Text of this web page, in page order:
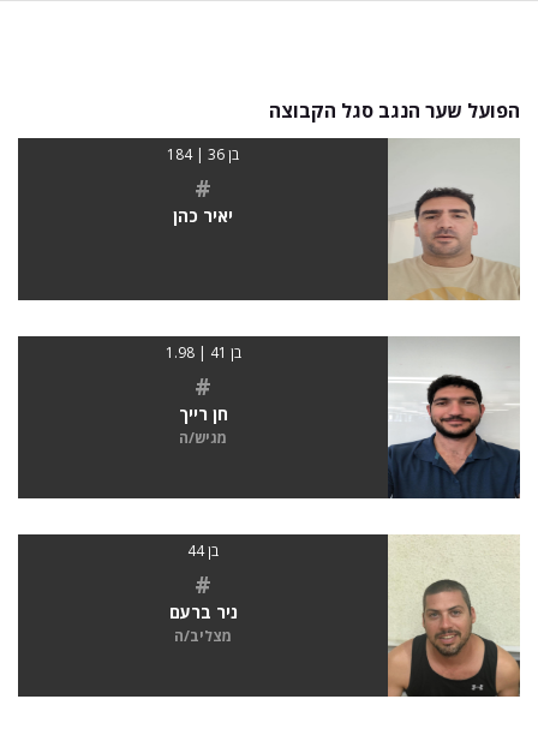
הפועל שער הנגב סגל הקבוצה
בן 36 | 184
#
יאיר כהן
בן 41 | 1.98
#
חן רייך
מגיש/ה
בן 44
#
ניר ברעם
מצליב/ה